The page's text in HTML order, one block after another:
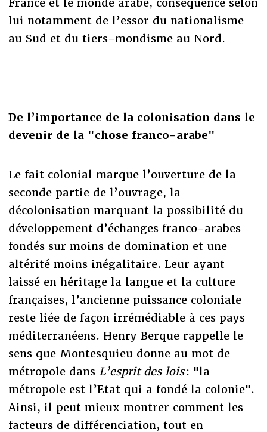
lui notamment de l’essor du nationalisme
au Sud et du tiers-mondisme au Nord.
De l’importance de la colonisation dans le
devenir de la "chose franco-arabe"
Le fait colonial marque l’ouverture de la
seconde partie de l’ouvrage, la
décolonisation marquant la possibilité du
développement d’échanges franco-arabes
fondés sur moins de domination et une
altérité moins inégalitaire. Leur ayant
laissé en héritage la langue et la culture
françaises, l’ancienne puissance coloniale
reste liée de façon irrémédiable à ces pays
méditerranéens. Henry Berque rappelle le
sens que Montesquieu donne au mot de
métropole dans L’esprit des lois: "la
métropole est l’Etat qui a fondé la colonie".
Ainsi, il peut mieux montrer comment les
facteurs de différenciation, tout en